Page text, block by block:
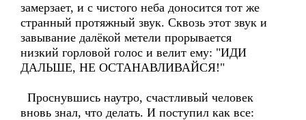
замерзает, и с чистого неба доносится тот же
странный протяжный звук. Сквозь этот звук и
завывание далёкой метели прорывается
низкий горловой голос и велит ему: "ИДИ
ДАЛЬШЕ, НЕ ОСТАНАВЛИВАЙСЯ!"
Проснувшись наутро, счастливый человек
вновь знал, что делать. И поступил как все: